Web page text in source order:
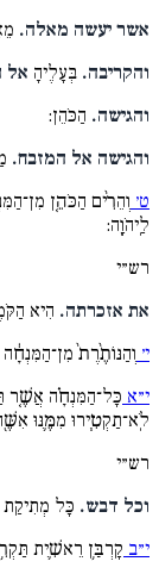
אשר יעשה מאלה.
והקריבה. בְּעָלֶיהָ אל
והגישה. הַכֹּהֵן:
והגישה אל המזבח.
ט׳ וְהֵרִ֨ים הַכֹּהֵ֤ן
לַֽיהֹוָֽה:
רש״י
את אזכרתה. הִיא
י׳ וְהַנּוֹתֶ֨רֶת֙
י״א כָּל־הַמִּנְחָ֗ה אֲשֶׁ֤ר
לֹֽא־תַקְטִ֧ירוּ מִמֶּ֛נּוּ
רש״י
וכל דבש. כָּל מְתִיקַת
י״ב קָרְבַּ֥ן רֵאשִׁ֛ית